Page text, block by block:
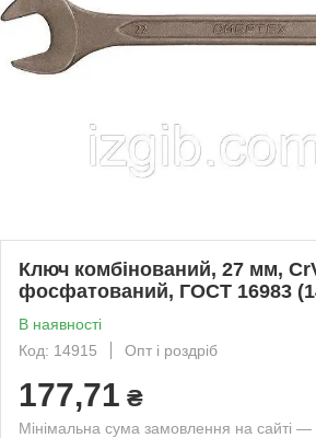
Ключ комбінований, 27 мм,
фосфатований, ГОСТ 16983
В наявності
Код: 14915
Опт і роздріб
177,71 ₴
Мінімальна сума замовлення на сайті